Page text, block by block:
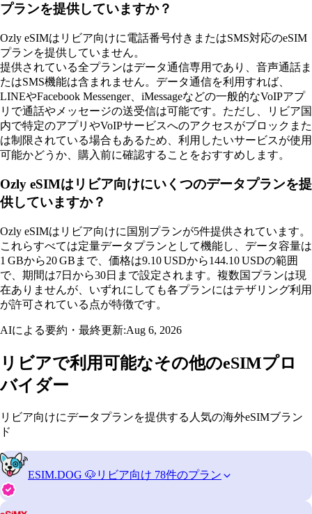
プランを提供していますか？
Ozly eSIMはリビア向けに電話番号付きまたはSMS対応のeSIM
プランを提供していません。
提供されている全プランはデータ通信専用であり、音声通話ま
たはSMS機能は含まれません。データ通信を利用すれば、
LINEやFacebook Messenger、iMessageなどの一般的なVoIPアプ
リで通話やメッセージの送受信は可能です。ただし、リビア国
内で特定のアプリやVoIPサービスへのアクセスがブロックまた
は制限されている場合もあるため、利用したいサービスが使用
可能かどうか、購入前に確認することをおすすめします。
Ozly eSIMはリビア向けにいくつのデータプランを提
供していますか？
Ozly eSIMはリビア向けに国別プランが5件提供されています。
これらすべては定量データプランとして機能し、データ容量は
1 GBから20 GBまで、価格は9.10 USDから144.10 USDの範囲
で、期間は7日から30日まで設定されます。複数国プランは現
在ありませんが、いずれにしても各プランにはテザリング利用
が許可されている点が特徴です。
AIによる要約・最終更新:Aug 6, 2026
リビアで利用可能なその他のeSIMプロ
バイダー
リビア向けにデータプランを提供する人気の海外eSIMブラン
ド
ESIM.DOG 🐶 リビア向け 78件のプラン